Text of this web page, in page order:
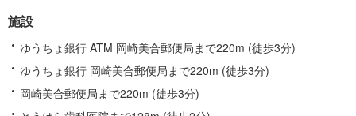
施設
ゆうちょ銀行 ATM 岡崎美合郵便局まで220m (徒歩3分)
ゆうちょ銀行 岡崎美合郵便局まで220m (徒歩3分)
岡崎美合郵便局まで220m (徒歩3分)